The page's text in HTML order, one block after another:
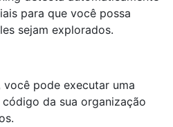
para que você possa
sejam explorados.
pode executar uma
da sua organização